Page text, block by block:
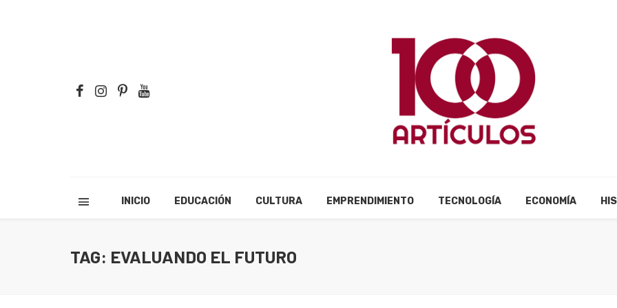
INICIO EDUCACIÓN CULTURA EMPRENDIMIENTO TECNOLOGÍA ECONOMÍA
TAG: EVALUANDO EL FUTURO